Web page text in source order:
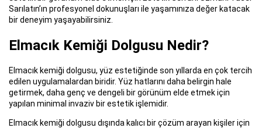
Sarılatın’ın profesyonel dokunuşları ile yaşamınıza değer katacak
bir deneyim yaşayabilirsiniz.
Elmacık Kemiği Dolgusu Nedir?
Elmacık kemiği dolgusu, yüz estetiğinde son yıllarda en çok tercih
edilen uygulamalardan biridir. Yüz hatlarını daha belirgin hale
getirmek, daha genç ve dengeli bir görünüm elde etmek için
yapılan minimal invaziv bir estetik işlemidir.
Elmacık kemiği dolgusu dışında kalıcı bir çözüm arayan kişiler için